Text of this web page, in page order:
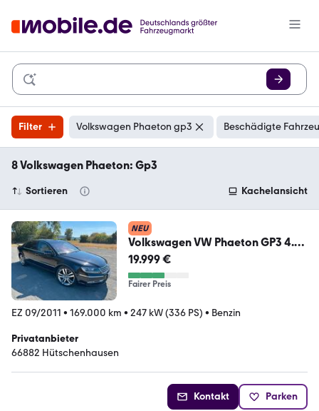
Filter Volkswagen Phaeton gp3 Beschädigte
8 Volkswagen Phaeton: Gp3
Sortieren Kachelansicht
NEU
Volkswagen VW Phaeton GP3 4.2
V8, 4 Sitzer, Lang, Bor...
19.999 €
Fairer Preis
EZ 09/2011 • 169.000 km • 247 kW (336 PS) • Benzin
Privatanbieter
66882 Hütschenhausen
Kontakt Parken